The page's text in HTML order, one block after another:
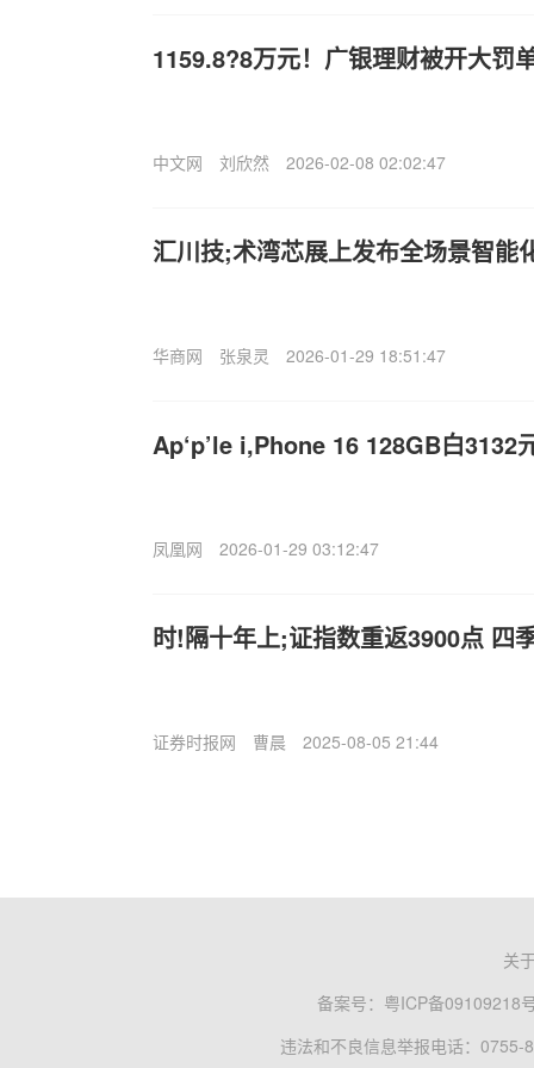
1159.8?8万元！广银理财被开大罚
中文网 刘欣然 2026-02-08 02:02:47
汇川技;术湾芯展上发布全场景智能
华商网 张泉灵 2026-01-29 18:51:47
Ap‘p’le i,Phone 16 128GB白3132
凤凰网 2026-01-29 03:12:47
时!隔十年上;证指数重返3900点 四
证券时报网 曹晨 2025-08-05 21:44
关
备案号： 粤ICP备09109218
违法和不良信息举报电话：0755-